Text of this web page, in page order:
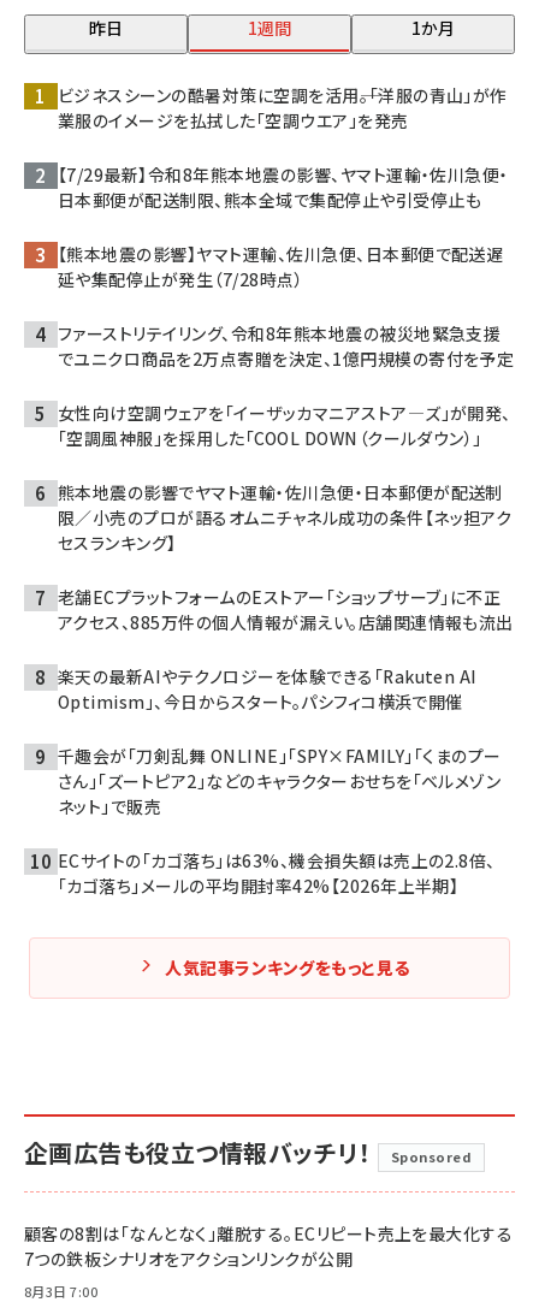
昨日 1週間 1か月
ビジネスシーンの酷暑対策に空調を活用――。「洋服の青山」が作
業服のイメージを払拭した「空調ウエア」を発売
【7/29最新】令和8年熊本地震の影響、ヤマト運輸・佐川急便・
日本郵便が配送制限、熊本全域で集配停止や引受停止も
【熊本地震の影響】ヤマト運輸、佐川急便、日本郵便で配送遅
延や集配停止が発生（7/28時点）
ファーストリテイリング、令和8年熊本地震の被災地緊急支援
でユニクロ商品を2万点寄贈を決定、1億円規模の寄付を予定
女性向け空調ウェアを「イーザッカマニアストア―ズ」が開発、
「空調風神服」を採用した「COOL DOWN（クールダウン）」
熊本地震の影響でヤマト運輸・佐川急便・日本郵便が配送制
限／小売のプロが語るオムニチャネル成功の条件【ネッ担アク
セスランキング】
老舗ECプラットフォームのEストアー「ショップサーブ」に不正
アクセス、885万件の個人情報が漏えい。店舗関連情報も流出
楽天の最新AIやテクノロジーを体験できる「Rakuten AI
Optimism」、今日からスタート。パシフィコ横浜で開催
千趣会が「刀剣乱舞 ONLINE」「SPY×FAMILY」「くまのプー
さん」「ズートピア2」などのキャラクターおせちを「ベルメゾン
ネット」で販売
ECサイトの「カゴ落ち」は63%、機会損失額は売上の2.8倍、
「カゴ落ち」メールの平均開封率42%【2026年上半期】
人気記事ランキングをもっと見る
企画広告も役立つ情報バッチリ！ Sponsored
顧客の8割は「なんとなく」離脱する。ECリピート売上を最大化する
7つの鉄板シナリオをアクションリンクが公開
8月3日 7:00